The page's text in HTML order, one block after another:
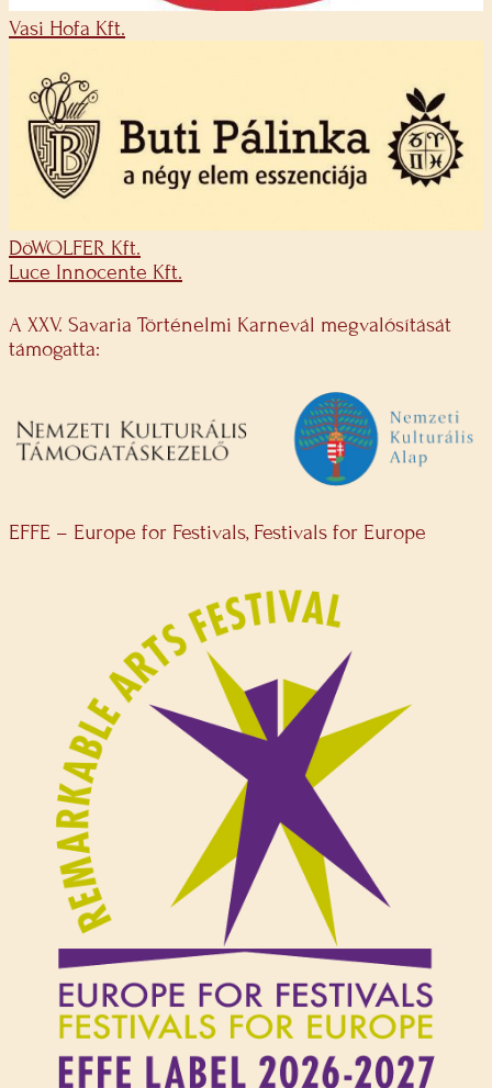
Vasi Hofa Kft.
DöWOLFER Kft.
Luce Innocente Kft.
A XXV. Savaria Történelmi Karnevál megvalósítását
támogatta:
EFFE – Europe for Festivals, Festivals for Europe